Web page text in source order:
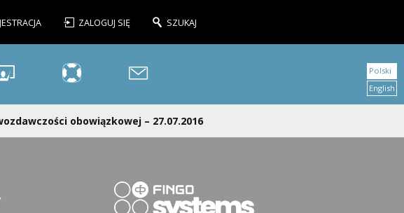
ZALOGUJ SIĘ SZUKAJ
obowiązkowej – 27.07.2016
Polski
English